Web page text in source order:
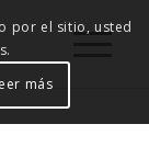
por el sitio, usted
más